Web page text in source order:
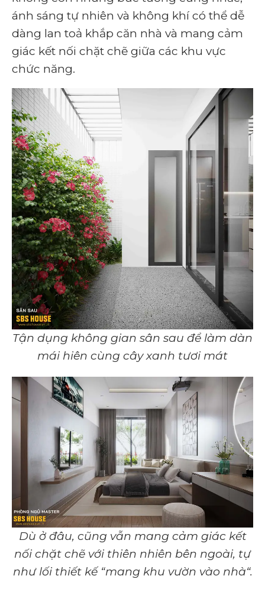
ánh sáng tự nhiên và không khí có thể dễ
dàng lan toả khắp căn nhà và mang cảm
giác kết nối chặt chẽ giữa các khu vực
chức năng.
Tận dụng không gian sân sau để làm dàn
mái hiên cùng cây xanh tươi mát
Dù ở đâu, cũng vẫn mang cảm giác kết
nối chặt chẽ với thiên nhiên bên ngoài, tự
như lối thiết kế “mang khu vườn vào nhà“.